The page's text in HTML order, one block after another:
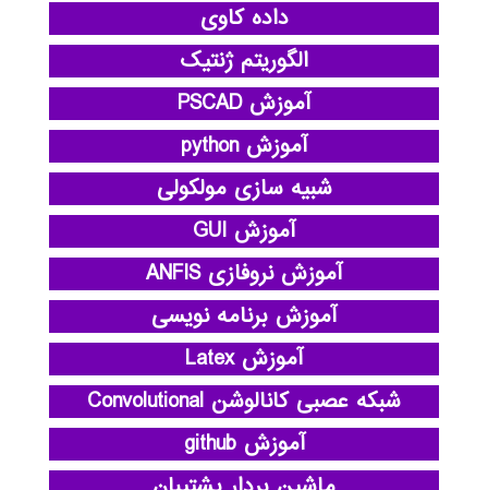
داده کاوی
الگوریتم ژنتیک
آموزش PSCAD
آموزش python
شبیه سازی مولکولی
آموزش GUI
آموزش نروفازی ANFIS
آموزش برنامه نویسی
آموزش Latex
شبکه عصبی کانالوشن Convolutional
آموزش github